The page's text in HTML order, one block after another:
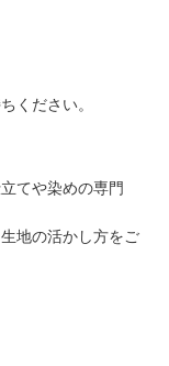
ください。
てや染めの専門
地の活かし方をご